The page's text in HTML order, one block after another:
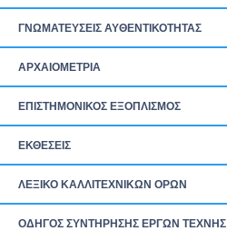
ΓΝΩΜΑΤΕΥΣΕΙΣ ΑΥΘΕΝΤΙΚΟΤΗΤΑΣ
ΑΡΧΑΙΟΜΕΤΡΙΑ
ΕΠΙΣΤΗΜΟΝΙΚΟΣ ΕΞΟΠΛΙΣΜΟΣ
ΕΚΘΕΣΕΙΣ
ΛΕΞΙΚΟ ΚΑΛΛΙΤΕΧΝΙΚΩΝ ΟΡΩΝ
ΟΔΗΓΟΣ ΣΥΝΤΗΡΗΣΗΣ ΕΡΓΩΝ ΤΕΧΝΗΣ